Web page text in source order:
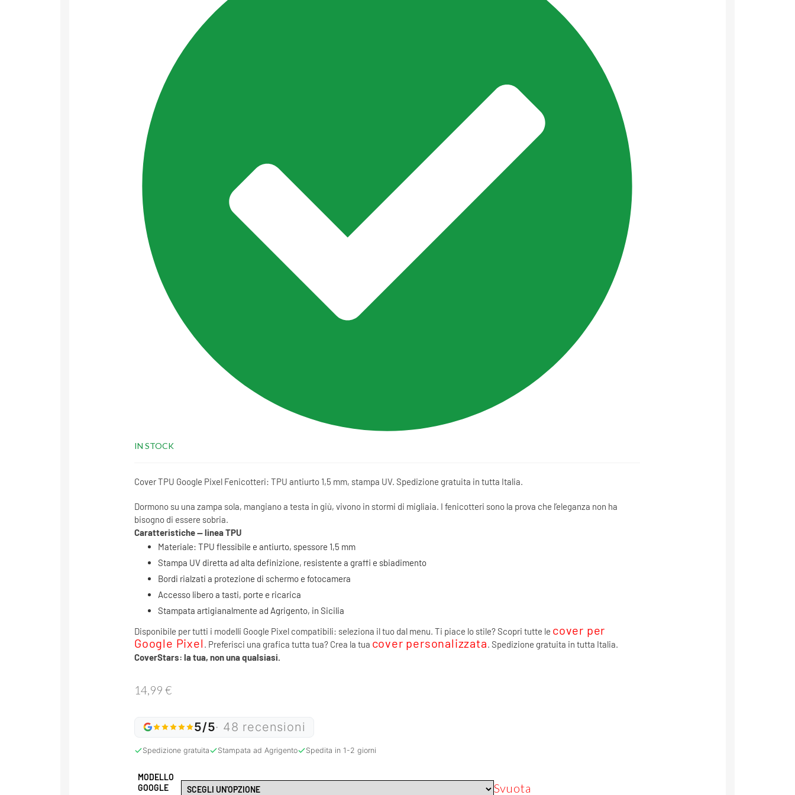
IN STOCK
Cover TPU Google Pixel Fenicotteri: TPU antiurto 1,5 mm, stampa UV. Spedizione gratuita in tutta Italia.
Dormono su una zampa sola, mangiano a testa in giù, vivono in stormi di migliaia. I fenicotteri sono la prova che l’eleganza non ha
bisogno di essere sobria.
Caratteristiche — linea TPU
Materiale: TPU flessibile e antiurto, spessore 1,5 mm
Stampa UV diretta ad alta definizione, resistente a graffi e sbiadimento
Bordi rialzati a protezione di schermo e fotocamera
Accesso libero a tasti, porte e ricarica
Stampata artigianalmente ad Agrigento, in Sicilia
Disponibile per tutti i modelli Google Pixel compatibili: seleziona il tuo dal menu. Ti piace lo stile? Scopri tutte le cover per
Google Pixel . Preferisci una grafica tutta tua? Crea la tua cover personalizzata. Spedizione gratuita in tutta Italia.
CoverStars: la tua, non una qualsiasi.
14,99 €
5/5· 48 recensioni
Spedizione gratuita Stampata ad Agrigento Spedita in 1-2 giorni
MODELLO
GOOGLE
Svuota